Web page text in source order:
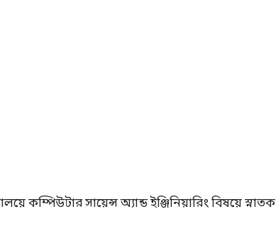
কম্পিউটার সায়েন্স অ্যান্ড ইঞ্জিনিয়ারিং বিষয়ে স্নাতক